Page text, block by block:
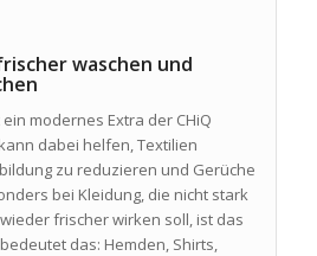
waschen und
ein modernes Extra der CHiQ
dabei helfen, Textilien
zu reduzieren und Gerüche
bei Kleidung, die nicht stark
frischer wirken soll, ist das
das: Hemden, Shirts,